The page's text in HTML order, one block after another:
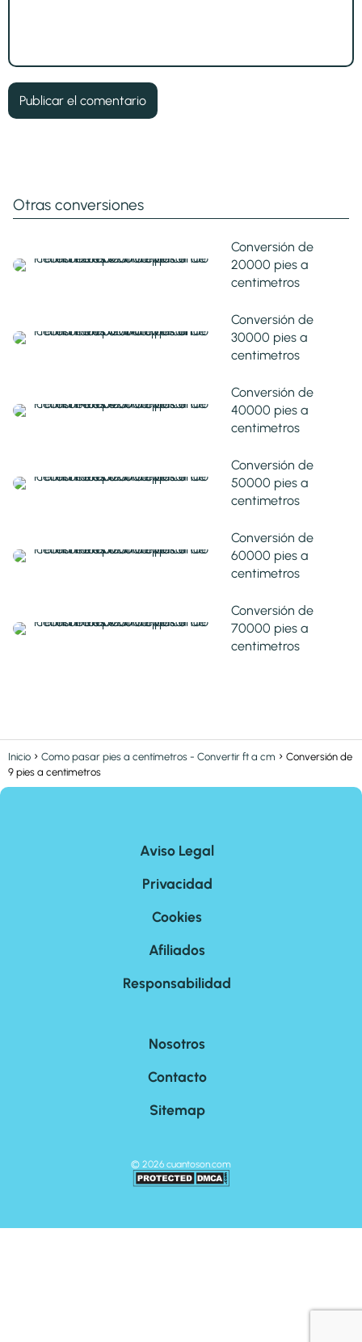
Otras conversiones
Conversión de
20000 pies a
centimetros
Conversión de
30000 pies a
centimetros
Conversión de
40000 pies a
centimetros
Conversión de
50000 pies a
centimetros
Conversión de
60000 pies a
centimetros
Conversión de
70000 pies a
centimetros
Inicio Como pasar pies a centímetros - Convertir ft a cm
Conversión de
9 pies a centimetros
Aviso Legal
Privacidad
Cookies
Afiliados
Responsabilidad
Nosotros
Contacto
Sitemap
© 2026 cuantoson.com